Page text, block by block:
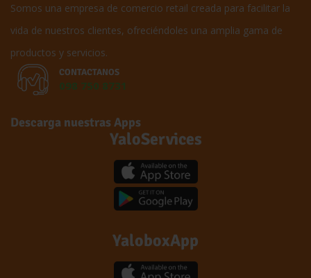
Somos una empresa de comercio retail creada para facilitar la
vida de nuestros clientes, ofreciéndoles una amplia gama de
productos y servicios.
CONTACTANOS
098 750 8731
Descarga nuestras Apps
YaloServices
YaloboxApp